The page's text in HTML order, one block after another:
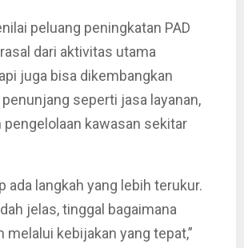
peluang peningkatan PAD
dari aktivitas utama
juga bisa dikembangkan
seperti jasa layanan,
pengelolaan kawasan sekitar
ada langkah yang lebih terukur.
jelas, tinggal bagaimana
melalui kebijakan yang tepat,”